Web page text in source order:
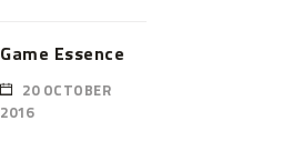
Game Essence
20 OCTOBER
2016